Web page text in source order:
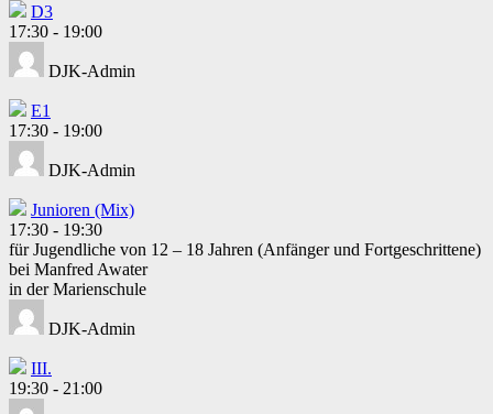
D3
17:30 - 19:00
DJK-Admin
E1
17:30 - 19:00
DJK-Admin
Junioren (Mix)
17:30 - 19:30
für Jugendliche von 12 – 18 Jahren (Anfänger und Fortgeschrittene)
bei Manfred Awater
in der Marienschule
DJK-Admin
III.
19:30 - 21:00